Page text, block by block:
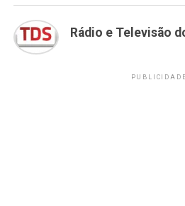
Rádio e Televisão
PUBLICIDADE